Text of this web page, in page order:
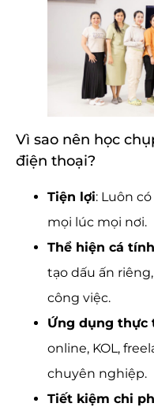
Vì sao nên học
điện thoại?
Tiện lợi: Luôn
mọi lúc mọi nơi.
Thể hiện cá tính
tạo dấu ấn
công việc.
Ứng dụng thực
online, KOL,
chuyên nghiệp.
Tiết kiệm chi